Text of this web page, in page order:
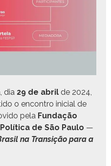
dia 29 de abril de 2024,
o encon­tro ini­cial de
pela Fun­dação
de São Paulo —
na Tran­sição para a